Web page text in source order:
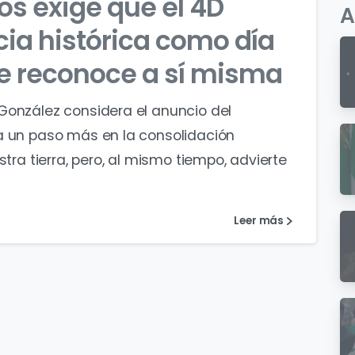
exige que el 4D
histórica como día
reconoce a sí misma
considera el anuncio del
paso más en la consolidación
tierra, pero, al mismo tiempo, advierte
Leer más